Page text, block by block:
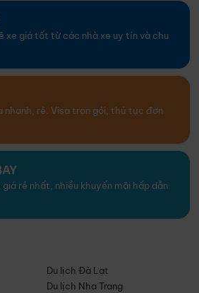
xe giá tốt từ các nhà xe uy tín và chu
nhanh, rẻ. Visa trọn gói, thủ tục đơn
rẻ nhất, nhiều khuyến mãi hấp dẫn
Du lịch Đà Lạt
Du lịch Nha Trang